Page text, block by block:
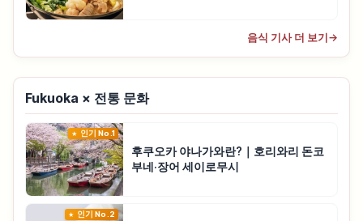
음식 기사 더 보기 →
Fukuoka × 전통 문화
인기 No.1
후쿠오카 야나가와란?｜호리와리 돈코
부네·장어 세이로무시
인기 No.2